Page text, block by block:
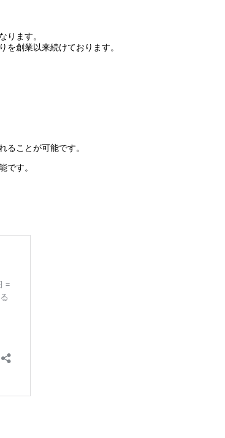
ります。
を創業以来続けております。
ることが可能です。
です。